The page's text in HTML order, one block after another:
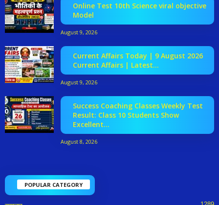
Online Test 10th Science viral objective
Model
August 9, 2026
Current Affairs Today | 9 August 2026
Current Affairs | Latest...
August 9, 2026
Success Coaching Classes Weekly Test
Result: Class 10 Students Show
Excellent...
August 8, 2026
POPULAR CATEGORY